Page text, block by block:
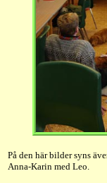
På den här bilder syns
Anna-Karin med Leo.